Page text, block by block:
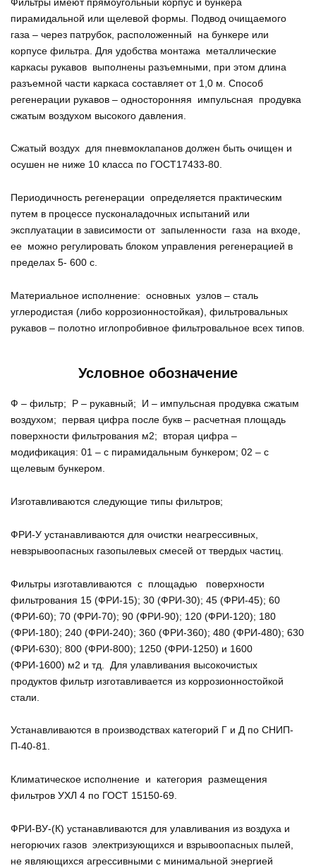
пирамидальной или щелевой формы. Подвод очищаемого
газа – через патрубок, расположенный на бункере или
корпусе фильтра. Для удобства монтажа металлические
каркасы рукавов выполнены разъемными, при этом длина
разъемной части каркаса составляет от 1,0 м. Способ
регенерации рукавов – односторонняя импульсная продувка
сжатым воздухом высокого давления.
Сжатый воздух для пневмоклапанов должен быть очищен и
осушен не ниже 10 класса по ГОСТ17433-80.
Периодичность регенерации определяется практическим
путем в процессе пусконаладочных испытаний или
эксплуатации в зависимости от запыленности газа на входе,
ее можно регулировать блоком управления регенерацией в
пределах 5- 600 с.
Материальное исполнение: основных узлов – сталь
углеродистая (либо коррозионностойкая), фильтровальных
рукавов – полотно иглопробивное фильтровальное всех типов.
Условное обозначение
Ф – фильтр; Р – рукавный; И – импульсная продувка сжатым
воздухом; первая цифра после букв – расчетная площадь
поверхности фильтрования м2; вторая цифра –
модификация: 01 – с пирамидальным бункером; 02 – с
щелевым бункером.
Изготавливаются следующие типы фильтров;
ФРИ-У устанавливаются для очистки неагрессивных,
невзрывоопасных газопылевых смесей от твердых частиц.
Фильтры изготавливаются с площадью поверхности
фильтрования 15 (ФРИ-15); 30 (ФРИ-30); 45 (ФРИ-45); 60
(ФРИ-60); 70 (ФРИ-70); 90 (ФРИ-90); 120 (ФРИ-120); 180
(ФРИ-180); 240 (ФРИ-240); 360 (ФРИ-360); 480 (ФРИ-480); 630
(ФРИ-630); 800 (ФРИ-800); 1250 (ФРИ-1250) и 1600
(ФРИ-1600) м2 и тд. Для улавливания высокочистых
продуктов фильтр изготавливается из коррозионностойкой
стали.
Устанавливаются в производствах категорий Г и Д по СНИП-
П-40-81.
Климатическое исполнение и категория размещения
фильтров УХЛ 4 по ГОСТ 15150-69.
ФРИ-ВУ-(К) устанавливаются для улавливания из воздуха и
негорючих газов электризующихся и взрывоопасных пылей,
не являющихся агрессивными с минимальной энергией